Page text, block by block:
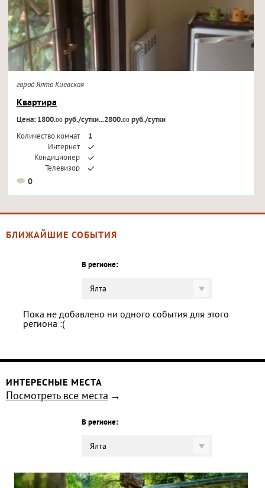
город Ялта Киевская
Квартира
Цена: 1800.00руб./сутки...2800.00руб./сутки
Количество комнат
1
Интернет
Кондиционер
Телевизор
0
БЛИЖАЙШИЕ СОБЫТИЯ
В регионе:
Ялта
Пока не добавлено ни одного события для этого
региона :(
ИНТЕРЕСНЫЕ МЕСТА
Посмотреть все места
В регионе:
Ялта